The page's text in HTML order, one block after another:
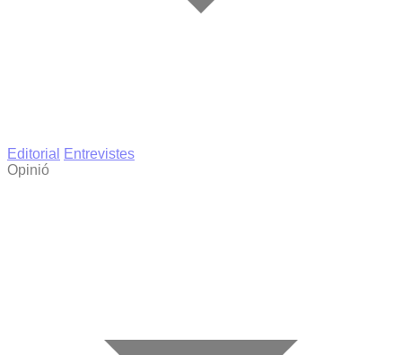
Editorial
Entrevistes
Opinió